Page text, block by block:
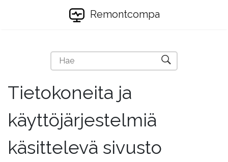
Remontcompa
Tietokoneita ja
käyttöjärjestelmiä
käsittelevä sivusto